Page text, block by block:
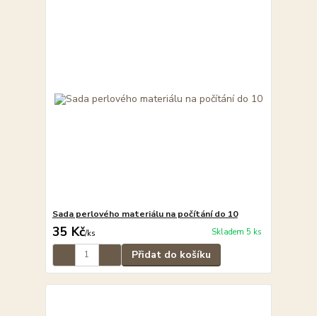
Sada perlového materiálu na počítání do 10
35 Kč/ks Skladem 5 ks
Přidat do košíku